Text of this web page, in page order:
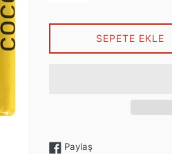
SEPETE EKLE
PaylaşFacebook'ta paylaş